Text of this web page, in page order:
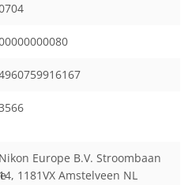
Nikon Europe B.V. Stroombaan
1181VX Amstelveen NL